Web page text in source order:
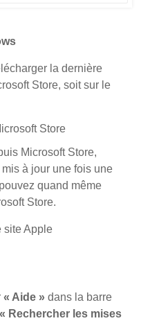
la dernière
Store, soit sur le
Store
Microsoft Store,
mis à jour une fois une
quand même
Store.
site Apple
« Aide » dans la barre
« Rechercher les mises